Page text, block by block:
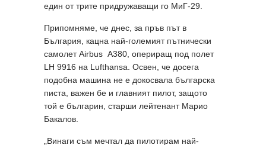
един от трите придружаващи го МиГ-29.
Припомняме, че днес, за пръв път в
България, кацна най-големият пътнически
самолет Airbus A380, опериращ под полет
LH 9916 на Lufthansa. Освен, че досега
подобна машина не е докосвала българска
писта, важен бе и главният пилот, защото
той е българин, старши лейтенант Марио
Бакалов.
„Винаги съм мечтал да пилотирам най-